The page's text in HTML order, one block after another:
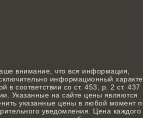
внимание, что вся информация,
информационный
в соответствии со ст. 453, р. 2 ст. 437
Указанные на сайте цены являются
указанные цены в любой момент
уведомления. Цена каждого